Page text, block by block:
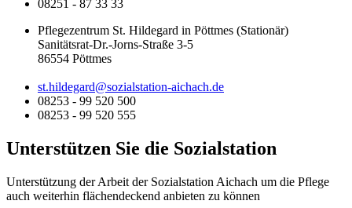
08251 - 87 33 33
Pflegezentrum St. Hildegard in Pöttmes (Stationär)
Sanitätsrat-Dr.-Jorns-Straße 3-5
86554 Pöttmes
st.hildegard@sozialstation-aichach.de
08253 - 99 520 500
08253 - 99 520 555
Unterstützen Sie die Sozialstation
Unterstützung der Arbeit der Sozialstation Aichach um die Pflege
auch weiterhin flächendeckend anbieten zu können